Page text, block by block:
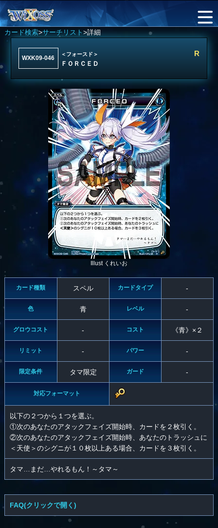
カード検索>サーチリスト>詳細
WXK09-046
＜フォースド＞
ＦＯＲＣＥＤ
R
Illust くれいお
カード種類 スペル カードタイプ -
色 青 レベル -
グロウコスト - コスト 《青》×２
リミット - パワー -
限定条件 タマ限定 ガード -
対応フォーマット
以下の２つから１つを選ぶ。
①次のあなたのアタックフェイズ開始時、カードを２枚引く。
②次のあなたのアタックフェイズ開始時、あなたのトラッシュに
＜天使＞のシグニが１０枚以上ある場合、カードを３枚引く。
タマ…まだ…やれるもん！～タマ～
FAQ(クリックで開く)